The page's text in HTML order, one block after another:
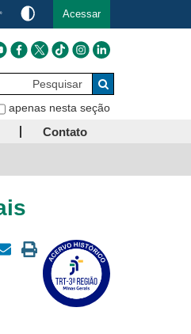
Acessar
Pesquisar
Buscar
apenas nesta seção
Contato
Compartilhar
Imprimir
página